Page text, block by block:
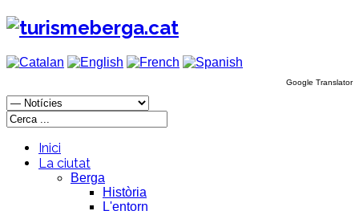
Google Translator
Inici
La ciutat
Berga
Història
L'entorn